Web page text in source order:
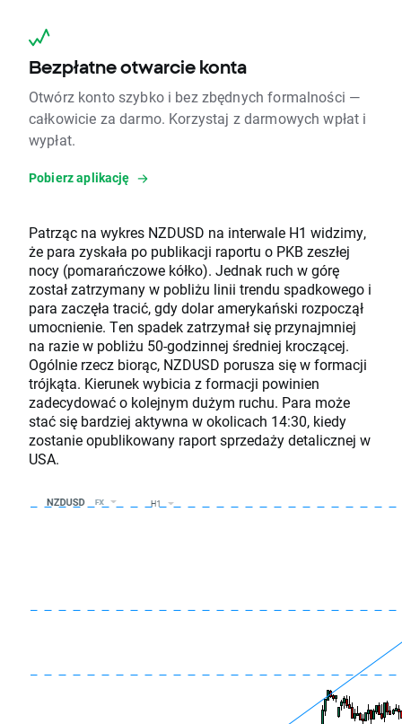
Bezpłatne otwarcie konta
Otwórz konto szybko i bez zbędnych formalności —
całkowicie za darmo. Korzystaj z darmowych wpłat i
wypłat.
Pobierz aplikację
Patrząc na wykres NZDUSD na interwale H1 widzimy,
że para zyskała po publikacji raportu o PKB zeszłej
nocy (pomarańczowe kółko). Jednak ruch w górę
został zatrzymany w pobliżu linii trendu spadkowego i
para zaczęła tracić, gdy dolar amerykański rozpoczął
umocnienie. Ten spadek zatrzymał się przynajmniej
na razie w pobliżu 50-godzinnej średniej kroczącej.
Ogólnie rzecz biorąc, NZDUSD porusza się w formacji
trójkąta. Kierunek wybicia z formacji powinien
zadecydować o kolejnym dużym ruchu. Para może
stać się bardziej aktywna w okolicach 14:30, kiedy
zostanie opublikowany raport sprzedaży detalicznej w
USA.